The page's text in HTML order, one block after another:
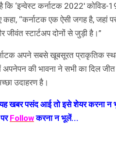
है कि ‘इन्वेस्ट कर्नाटक 2022′
‘‘कर्नाटक एक ऐसी जगह है, जहां
जीवंत स्टार्टअप दोनों से जुड़ी है।”
अपने सबसे खूबसूरत प्राकृतिक
की भावना ने सभी का दिल
उदाहरण है।
खबर पसंद आई तो इसे शेयर करना न
परFollowकरना न भूलें...